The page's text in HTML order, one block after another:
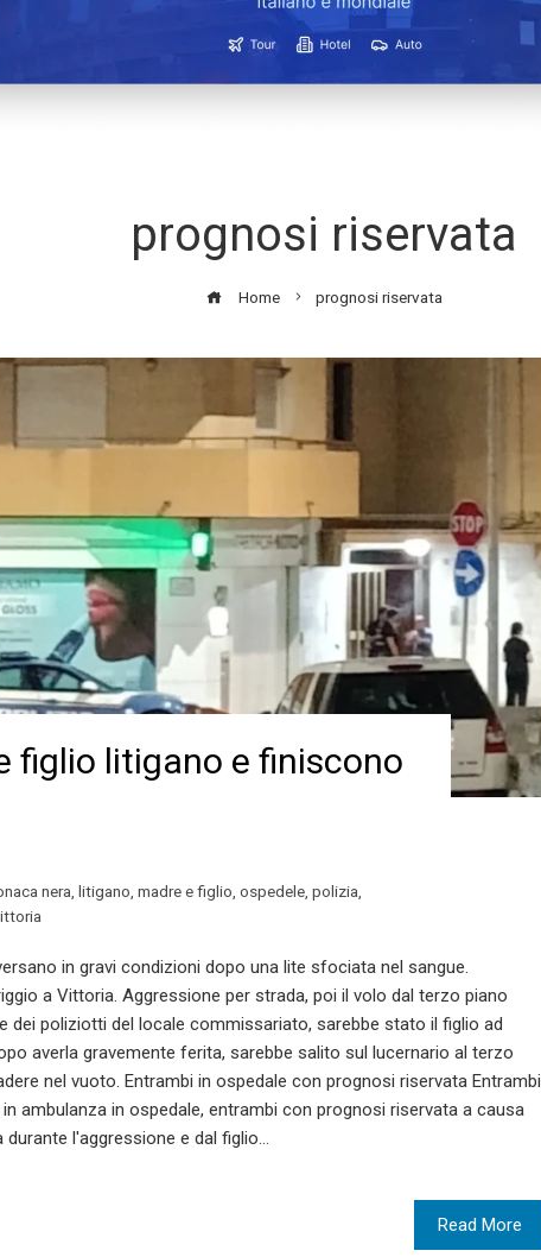
prognosi riservata
Home prognosi riservata
figlio litigano e finiscono
nera litigano madre e figlio ospedele polizia
in gravi condizioni dopo una lite sfociata nel sangue.
a Vittoria. Aggressione per strada, poi il volo dal terzo piano
dei poliziotti del locale commissariato, sarebbe stato il figlio ad
averla gravemente ferita, sarebbe salito sul lucernario al terzo
nel vuoto. Entrambi in ospedale con prognosi riservata Entrambi
ambulanza in ospedale, entrambi con prognosi riservata a causa
l'aggressione e dal figlio…
Read More